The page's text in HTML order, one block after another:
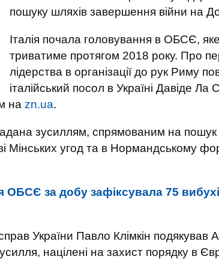
пошуку шляхів завершення війни на
Італія почала головування в ОБСЄ, яке
триватиме протягом 2018 року. Про
лідерства в організації до рук Риму
італійський посол в Україні Давіде Ла
на zn.ua.
зусиллям, спрямованим на пошук
Мінських угод та в Нормандському
ОБСЄ за добу зафіксувала 75
України Павло Клімкін подякував
націлені на захист порядку в